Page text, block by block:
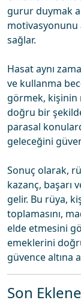
gurur duymak
motivasyonunu
sağlar.
Hasat aynı
ve kullanma
görmek, kişinin
doğru bir
parasal
geleceğini
Sonuç olarak,
kazanç, başarı
gelir. Bu rüya,
toplamasını,
elde etmesini
emeklerini
güvence altına
Son